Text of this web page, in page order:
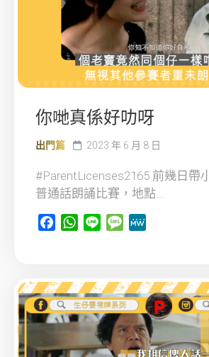
你哋真係好叻呀
出門篇 2023 年 6 月 8 日
#ParentLicenses2165 前幾日帶
普通話朗誦比賽，地點...
FacebookWhatsApp
Line Message